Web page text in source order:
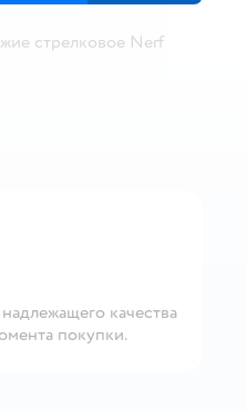
стрелковое Nerf
качества
покупки.